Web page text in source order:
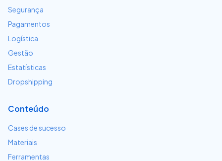
Segurança
Pagamentos
Logística
Gestão
Estatísticas
Dropshipping
Conteúdo
Cases de sucesso
Materiais
Ferramentas